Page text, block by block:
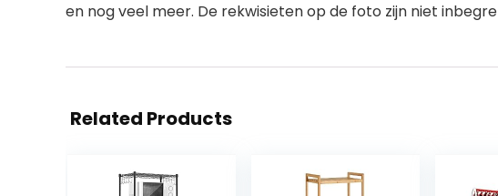
en nog veel meer. De rekwisieten op de foto zijn niet
Related Products